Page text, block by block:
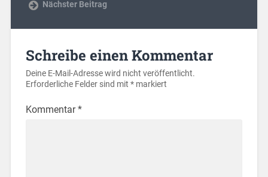
Nächster Beitrag
Schreibe einen Kommentar
Deine E-Mail-Adresse wird nicht veröffentlicht.
Erforderliche Felder sind mit *markiert
Kommentar*